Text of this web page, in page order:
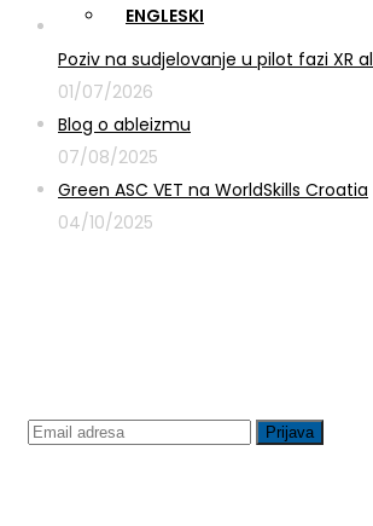
Poziv na sudjelovanje u pilot fazi XR
01/07/2026
Blog o ableizmu
07/08/2025
Green ASC VET na WorldSkills Croatia
04/10/2025